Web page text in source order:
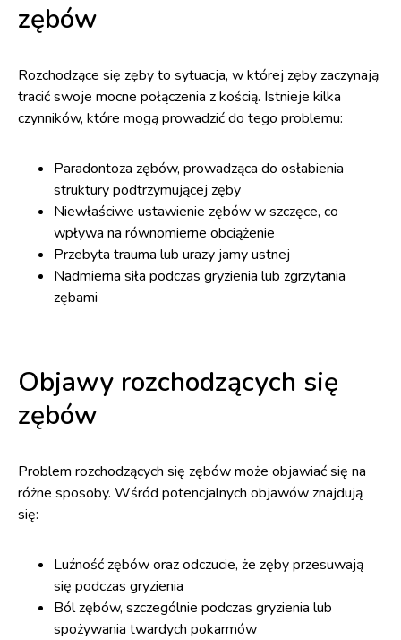
zębów
Rozchodzące się zęby to sytuacja, w której zęby zaczynają
tracić swoje mocne połączenia z kością. Istnieje kilka
czynników, które mogą prowadzić do tego problemu:
Paradontoza zębów, prowadząca do osłabienia
struktury podtrzymującej zęby
Niewłaściwe ustawienie zębów w szczęce, co
wpływa na równomierne obciążenie
Przebyta trauma lub urazy jamy ustnej
Nadmierna siła podczas gryzienia lub zgrzytania
zębami
Objawy rozchodzących się
zębów
Problem rozchodzących się zębów może objawiać się na
różne sposoby. Wśród potencjalnych objawów znajdują
się:
Luźność zębów oraz odczucie, że zęby przesuwają
się podczas gryzienia
Ból zębów, szczególnie podczas gryzienia lub
spożywania twardych pokarmów